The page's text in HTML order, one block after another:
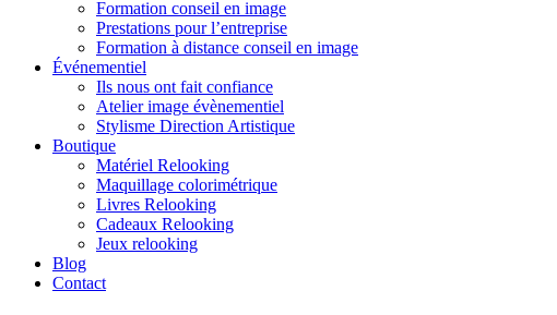
Formation conseil en image
Prestations pour l’entreprise
Formation à distance conseil en image
Événementiel
Ils nous ont fait confiance
Atelier image évènementiel
Stylisme Direction Artistique
Boutique
Matériel Relooking
Maquillage colorimétrique
Livres Relooking
Cadeaux Relooking
Jeux relooking
Blog
Contact